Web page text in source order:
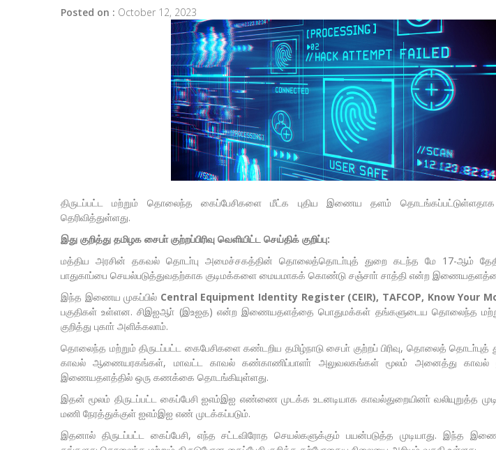
Posted on : October 12, 2023
திருடப்பட்ட மற்றும் தொலைந்த கைப்பேசிகளை மீட்க புதிய இணைய தளம் தொடங்கப்பட்டுள்ளதாக
தெரிவித்துள்ளது.
இது குறித்து தமிழக சைபா் குற்றப்பிரிவு வெளியிட்ட செய்திக் குறிப்பு:
மத்திய அரசின் தகவல் தொடா்பு அமைச்சகத்தின் தொலைத்தொடா்புத் துறை கடந்த மே 17-ஆம் தேதி
பாதுகாப்பை செயல்படுத்துவதற்காக குடிமக்களை மையமாகக் கொண்டு சஞ்சாா் சாத்தி என்ற
இந்த இணைய முகப்பில் Central Equipment Identity Register (CEIR), TAFCOP, Know Your
பகுதிகள் உள்ளன. சிஇஐஆா் (இஉஐத) என்ற இணையதளத்தை பொதுமக்கள் தங்களுடைய தொலைந்த
குறித்து புகாா் அளிக்கலாம்.
தொலைந்த மற்றும் திருடப்பட்ட கைபேசிகளை கண்டறிய தமிழ்நாடு சைபா் குற்றப் பிரிவு, தொலைத்
காவல் ஆணையரகங்கள், மாவட்ட காவல் கண்காணிப்பாளா் அலுவலகங்கள் மூலம் அனைத்து காவல்
இணையதளத்தில் ஒரு கணக்கை தொடங்கியுள்ளது.
இதன் மூலம் திருடப்பட்ட கைப்பேசி ஐஎம்இஐ எண்ணை முடக்க உடனடியாக காவல்துறையினா் வலியுறுத்த
மணி நேரத்துக்குள் ஐஎம்இஐ எண் முடக்கப்படும்.
இதனால் திருடப்பட்ட கைப்பேசி, எந்த சட்டவிரோத செயல்களுக்கும் பயன்படுத்த முடியாது. இந்த